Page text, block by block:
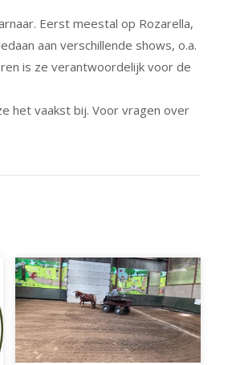
Eerst meestal op Rozarella,
aan verschillende shows, o.a.
is ze verantwoordelijk voor de
het vaakst bij. Voor vragen over